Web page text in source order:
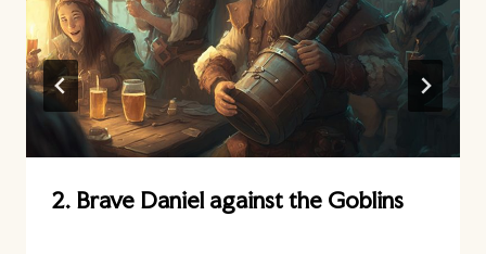
2. Brave Daniel against the Goblins